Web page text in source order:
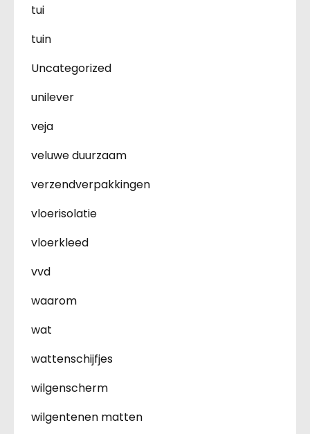
tui
tuin
Uncategorized
unilever
veja
veluwe duurzaam
verzendverpakkingen
vloerisolatie
vloerkleed
vvd
waarom
wat
wattenschijfjes
wilgenscherm
wilgentenen matten